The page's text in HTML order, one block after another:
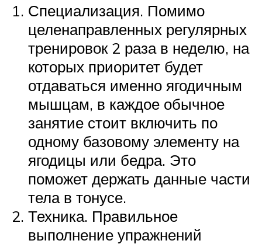
Специализация. Помимо
целенаправленных регулярных
тренировок 2 раза в неделю, на
которых приоритет будет
отдаваться именно ягодичным
мышцам, в каждое обычное
занятие стоит включить по
одному базовому элементу на
ягодицы или бедра. Это
поможет держать данные части
тела в тонусе.
Техника. Правильное
выполнение упражнений